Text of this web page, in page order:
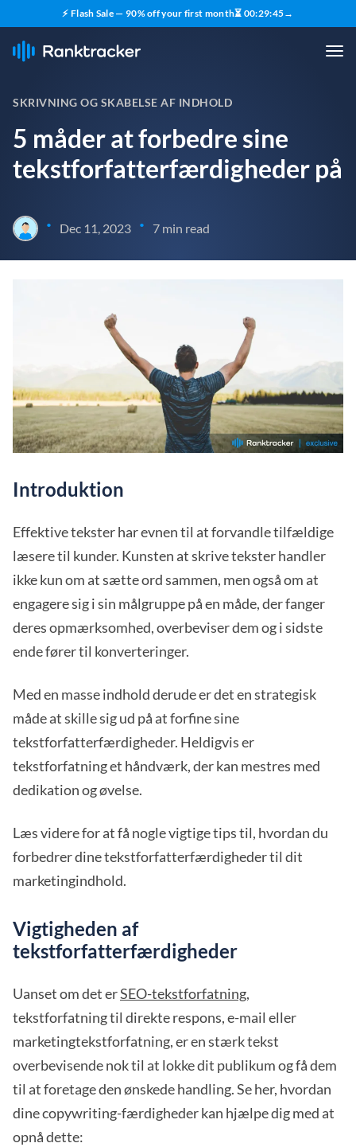
⚡ Flash Sale — 90% off your first month⏳ 00:29:44→
SKRIVNING OG SKABELSE AF INDHOLD
5 måder at forbedre sine
tekstforfatterfærdigheder på
• Dec 11, 2023 • 7 min read
Introduktion
Effektive tekster har evnen til at forvandle tilfældige
læsere til kunder. Kunsten at skrive tekster handler
ikke kun om at sætte ord sammen, men også om at
engagere sig i sin målgruppe på en måde, der fanger
deres opmærksomhed, overbeviser dem og i sidste
ende fører til konverteringer.
Med en masse indhold derude er det en strategisk
måde at skille sig ud på at forfine sine
tekstforfatterfærdigheder. Heldigvis er
tekstforfatning et håndværk, der kan mestres med
dedikation og øvelse.
Læs videre for at få nogle vigtige tips til, hvordan du
forbedrer dine tekstforfatterfærdigheder til dit
marketingindhold.
Vigtigheden af
tekstforfatterfærdigheder
Uanset om det erSEO-tekstforfatning,
tekstforfatning til direkte respons, e-mail eller
marketingtekstforfatning, er en stærk tekst
overbevisende nok til at lokke dit publikum og få dem
til at foretage den ønskede handling. Se her, hvordan
dine copywriting-færdigheder kan hjælpe dig med at
opnå dette: